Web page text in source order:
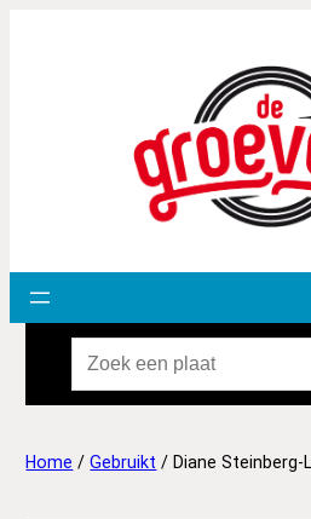
Home /Gebruikt / Diane Steinberg-